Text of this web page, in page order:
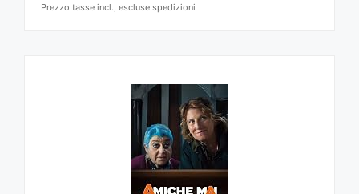
Prezzo tasse incl., escluse spedizioni